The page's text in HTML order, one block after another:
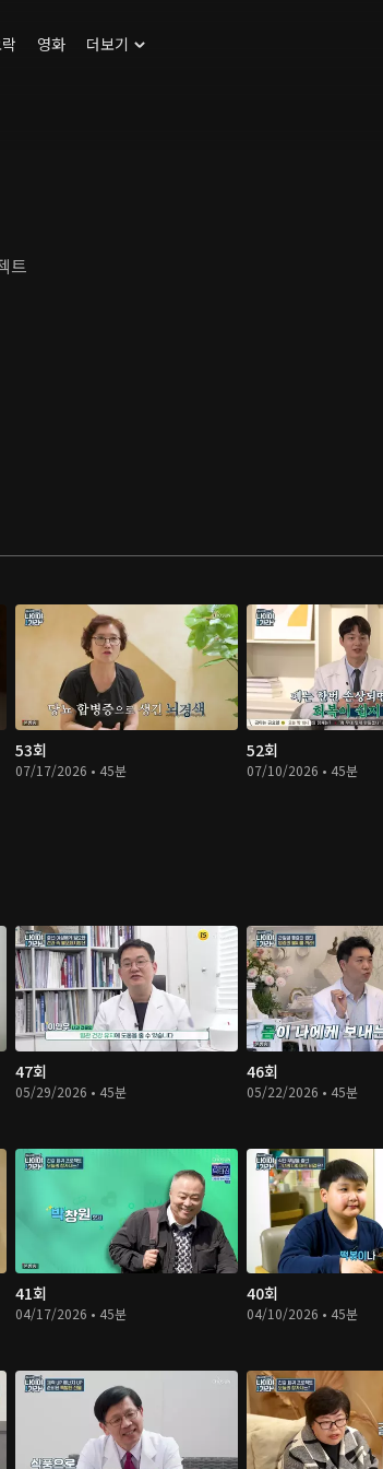
영화 더보기
트
53회
07/17/2026 • 45분
52회
07/10/2026 • 45분
47회
05/29/2026 • 45분
46회
05/22/2026 • 45분
41회
04/17/2026 • 45분
40회
04/10/2026 • 45분